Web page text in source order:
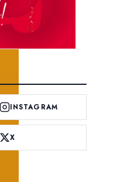
INSTAGRAM
X